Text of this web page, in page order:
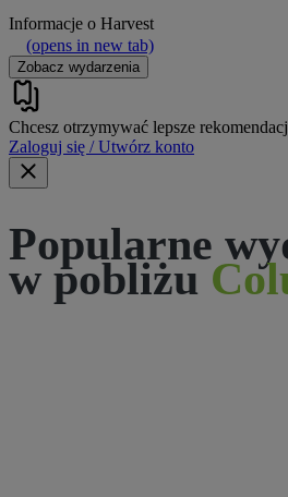
Informacje o Harvest
(opens in new tab)
Zobacz wydarzenia
Chcesz otrzymywać lepsze
Zaloguj się / Utwórz konto
Popularne
w pobliżu